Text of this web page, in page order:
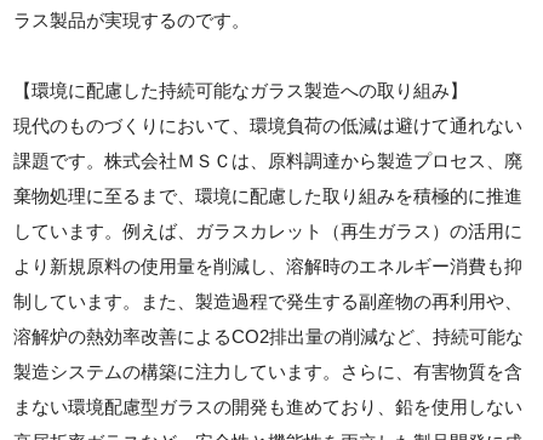
ラス製品が実現するのです。
【環境に配慮した持続可能なガラス製造への取り組み】
現代のものづくりにおいて、環境負荷の低減は避けて通れない
課題です。株式会社ＭＳＣは、原料調達から製造プロセス、廃
棄物処理に至るまで、環境に配慮した取り組みを積極的に推進
しています。例えば、ガラスカレット（再生ガラス）の活用に
より新規原料の使用量を削減し、溶解時のエネルギー消費も抑
制しています。また、製造過程で発生する副産物の再利用や、
溶解炉の熱効率改善によるCO2排出量の削減など、持続可能な
製造システムの構築に注力しています。さらに、有害物質を含
まない環境配慮型ガラスの開発も進めており、鉛を使用しない